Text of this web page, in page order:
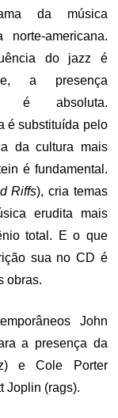
da música
norte-americana.
do jazz é
a presença
é absoluta.
é substituída pelo
da cultura mais
é fundamental.
Riffs), cria temas
erudita mais
total. E o que
sua no CD é
obras.
John
a presença da
e Cole Porter
Joplin (rags).